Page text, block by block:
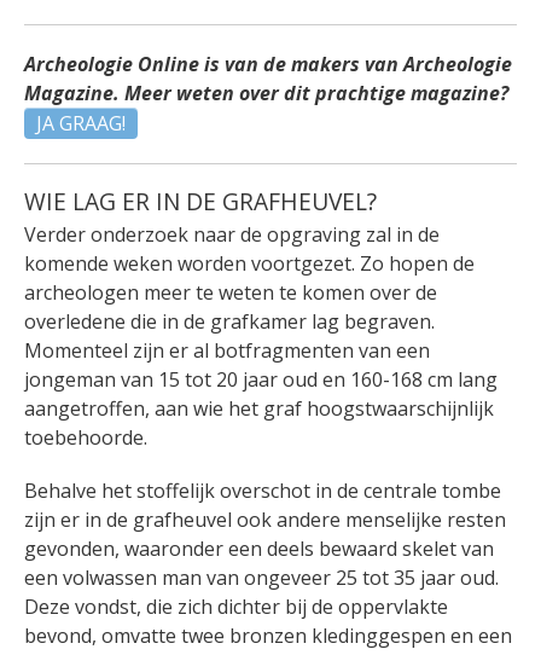
Archeologie Online is van de makers van Archeologie
Magazine. Meer weten over dit prachtige magazine?
JA GRAAG!
WIE LAG ER IN DE GRAFHEUVEL?
Verder onderzoek naar de opgraving zal in de
komende weken worden voortgezet. Zo hopen de
archeologen meer te weten te komen over de
overledene die in de grafkamer lag begraven.
Momenteel zijn er al botfragmenten van een
jongeman van 15 tot 20 jaar oud en 160-168 cm lang
aangetroffen, aan wie het graf hoogstwaarschijnlijk
toebehoorde.
Behalve het stoffelijk overschot in de centrale tombe
zijn er in de grafheuvel ook andere menselijke resten
gevonden, waaronder een deels bewaard skelet van
een volwassen man van ongeveer 25 tot 35 jaar oud.
Deze vondst, die zich dichter bij de oppervlakte
bevond, omvatte twee bronzen kledinggespen en een